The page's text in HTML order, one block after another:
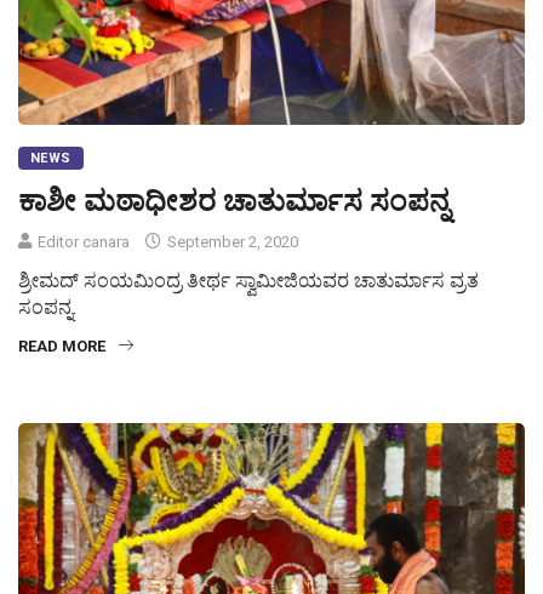
NEWS
ಕಾಶೀ ಮಠಾಧೀಶರ ಚಾತುರ್ಮಾಸ ಸಂಪನ್ನ
Editor canara September 2, 2020
ಶ್ರೀಮದ್ ಸಂಯಮಿಂದ್ರ ತೀರ್ಥ ಸ್ವಾಮೀಜಿಯವರ ಚಾತುರ್ಮಾಸ ವ್ರತ
ಸಂಪನ್ನ.
READ MORE